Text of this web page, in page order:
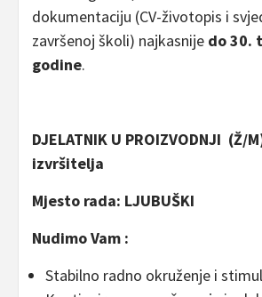
dokumentaciju (CV-životopis i
završenoj školi) najkasnije do 30.
godine.
DJELATNIK U PROIZVODNJI (Ž/
izvršitelja
Mjesto rada: LJUBUŠKI
Nudimo Vam :
Stabilno radno okruženje i